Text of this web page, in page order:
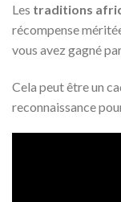
Les traditions
récompense
vous avez gagné
Cela peut être un
reconnaissance